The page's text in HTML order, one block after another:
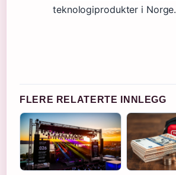
teknologiprodukter i Norge.
FLERE RELATERTE INNLEGG